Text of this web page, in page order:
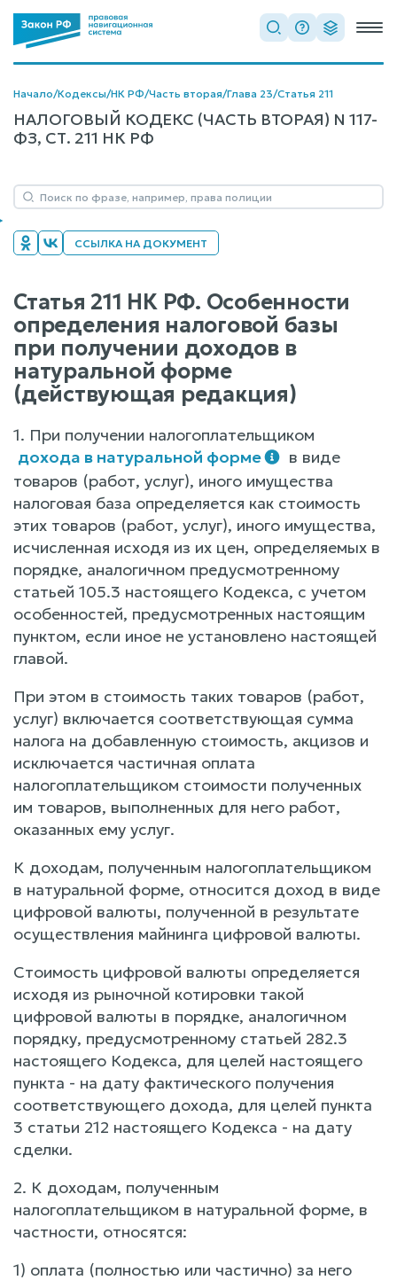
Начало/Кодексы/НК РФ/Часть вторая/Глава 23/Статья 211
НАЛОГОВЫЙ КОДЕКС (ЧАСТЬ ВТОРАЯ) N 117-
ФЗ, СТ. 211 НК РФ
ССЫЛКА НА ДОКУМЕНТ
Статья 211 НК РФ. Особенности
определения налоговой базы
при получении доходов в
натуральной форме
(действующая редакция)
1. При получении налогоплательщиком
дохода в натуральной форме
в виде
товаров (работ, услуг), иного имущества
налоговая база определяется как стоимость
этих товаров (работ, услуг), иного имущества,
исчисленная исходя из их цен, определяемых в
порядке, аналогичном предусмотренному
статьей 105.3 настоящего Кодекса, с учетом
особенностей, предусмотренных настоящим
пунктом, если иное не установлено настоящей
главой.
При этом в стоимость таких товаров (работ,
услуг) включается соответствующая сумма
налога на добавленную стоимость, акцизов и
исключается частичная оплата
налогоплательщиком стоимости полученных
им товаров, выполненных для него работ,
оказанных ему услуг.
К доходам, полученным налогоплательщиком
в натуральной форме, относится доход в виде
цифровой валюты, полученной в результате
осуществления майнинга цифровой валюты.
Стоимость цифровой валюты определяется
исходя из рыночной котировки такой
цифровой валюты в порядке, аналогичном
порядку, предусмотренному статьей 282.3
настоящего Кодекса, для целей настоящего
пункта - на дату фактического получения
соответствующего дохода, для целей пункта
3 статьи 212 настоящего Кодекса - на дату
сделки.
2. К доходам, полученным
налогоплательщиком в натуральной форме, в
частности, относятся:
1) оплата (полностью или частично) за него